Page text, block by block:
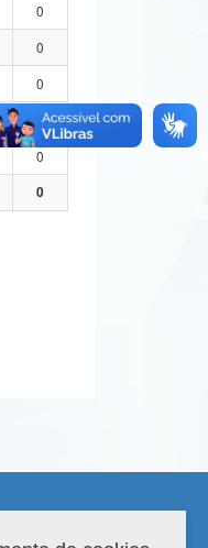
0
0
0
0
0
0